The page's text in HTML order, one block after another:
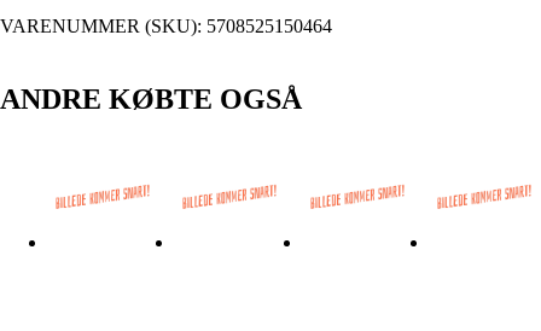
VARENUMMER (SKU): 5708525150464
ANDRE KØBTE OGSÅ